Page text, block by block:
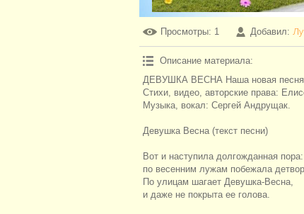
Просмотры: 1 Добавил:
Описание материала:
ДЕВУШКА ВЕСНА Наша новая песня,
Стихи, видео, авторские права:
Музыка, вокал: Сергей Андрущак.
Девушка Весна (текст песни)
Вот и наступила долгожданная пора:
по весенним лужам побежала
По улицам шагает Девушка-Весна,
и даже не покрыта ее голова.